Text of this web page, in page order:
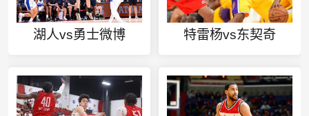
湖人vs勇士微博 特雷杨vs东契奇